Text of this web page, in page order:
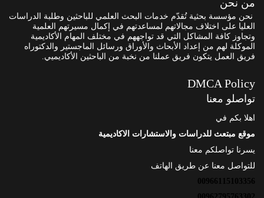
من نحن
نحن مؤسسة بحثية تُقدّم خدمات البحث العلمي للباحثين وطلبة الدراسات
العليا على اختلاف مجالاتهم لمساعدتهم في إكمال مسيرتهم العلمية
وتجاوز كافة المشاكل التي قد تواجههم في مختلف المهام الأكاديمية
الموكلة لهم من إعداد الأبحاث والأوراق ورسائل الماجستير والدكتوراه
فريق العمل يتكون فريق عملنا من نخبة من الباحثين الأكاديميي.
DMCA Policy
تواصلو معنا
اهلا بكم في
موقع مبتعث للدراسات والاستشارات الاكاديمية
يسرنا تواصلكم معنا
للتواصل معنا عن طريق الهاتف
00966115103356